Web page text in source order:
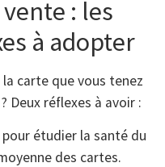
: les
à adopter
carte que vous tenez
Deux réflexes à avoir :
pour étudier la santé du
des cartes.